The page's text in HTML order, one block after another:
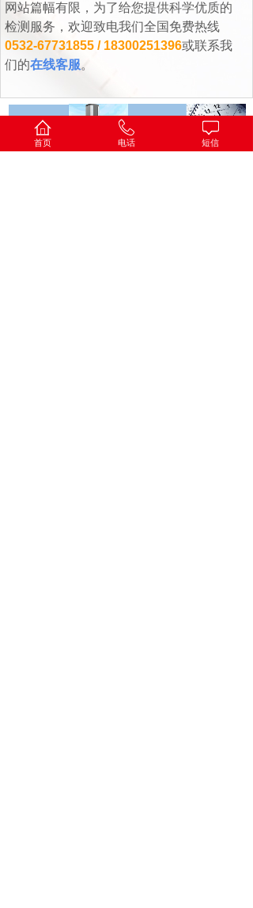
网站篇幅有限，为了给您提供科学优质的
检测服务，欢迎致电我们全国免费热线
0532-67731855 / 18300251396或联系我
们的在线客服。
首页 电话 短信